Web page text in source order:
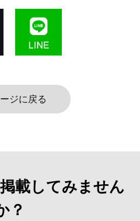
ジに戻る
載してみません
？